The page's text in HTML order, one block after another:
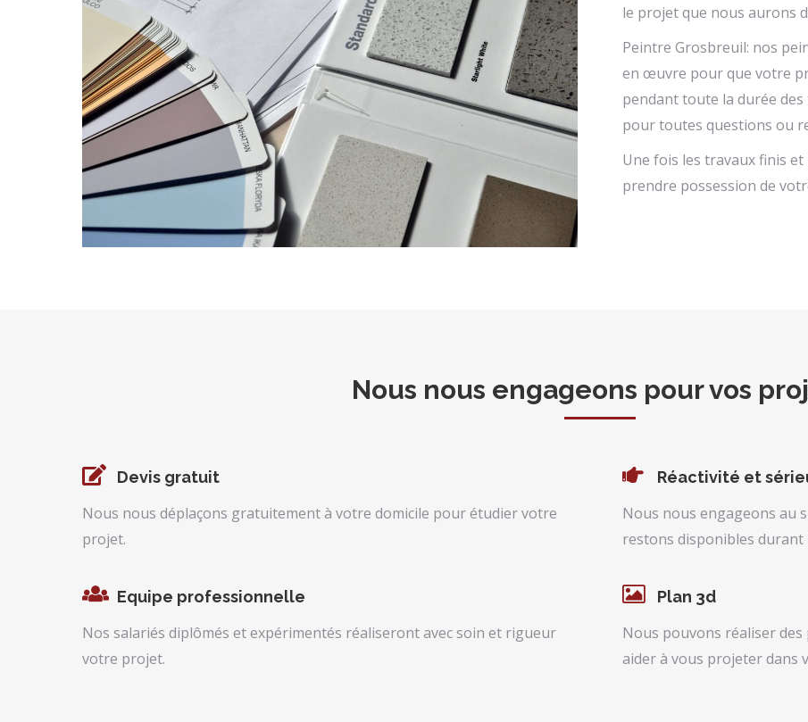
le projet que nous aurons
Peintre Grosbreuil: nos
en œuvre pour que votre
pendant toute la durée
pour toutes questions ou
Une fois les travaux finis et
prendre possession de
Nous nous engageons pour vos
Devis gratuit
Nous nous déplaçons gratuitement à votre domicile pour étudier votre
projet.
Equipe professionnelle
Nos salariés diplômés et expérimentés réaliseront avec soin et rigueur
votre projet.
Réactivité et
Nous nous engageons au
restons disponibles durant
Plan 3d
Nous pouvons réaliser
aider à vous projeter dans